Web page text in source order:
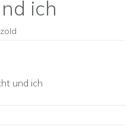
ich
und ich